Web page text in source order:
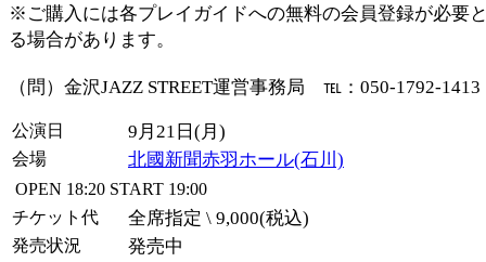
※ご購入には各プレイガイドへの無料の会員登録が必要
る場合があります。
（問）金沢JAZZ STREET運営事務局 ℡：050-1792-1413
公演日 9月21日(月)
会場 北國新聞赤羽ホール(石川)
OPEN 18:20 START 19:00
チケット代
全席指定 \ 9,000(税込)
発売状況
発売中